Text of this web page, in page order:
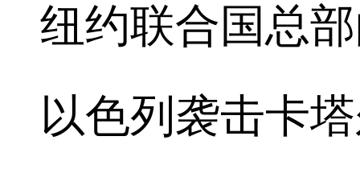
纽约联合国总
以色列袭击卡